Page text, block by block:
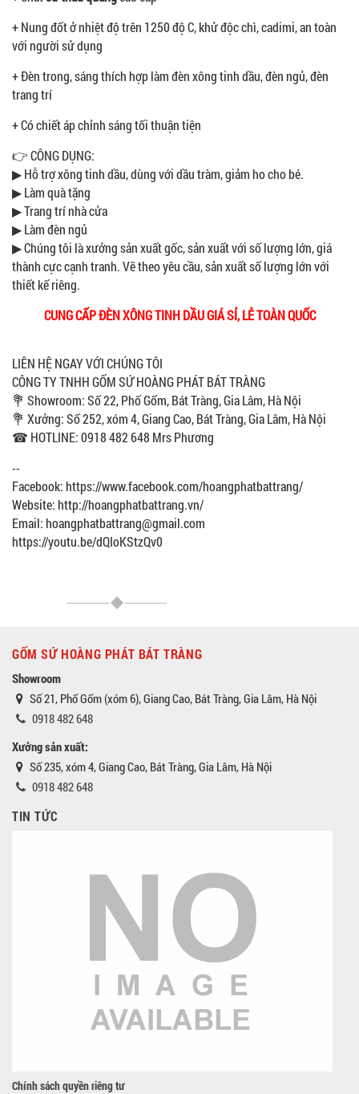
+ Nung đốt ở nhiệt độ trên 1250 độ C, khử độc chì, cadimi, an toàn
với người sử dụng
+ Đèn trong, sáng thích hợp làm đèn xông tinh dầu, đèn ngủ, đèn
trang trí
+ Có chiết áp chỉnh sáng tối thuận tiện
​👉 CÔNG DỤNG:
▶ Hỗ trợ xông tinh dầu, dùng với dầu tràm, giảm ho cho bé.
▶ Làm quà tặng
▶ Trang trí nhà cửa
▶ Làm đèn ngủ
▶ Chúng tôi là xưởng sản xuất gốc, sản xuất với số lượng lớn, giá
thành cực cạnh tranh. Vẽ theo yêu cầu, sản xuất số lượng lớn với
thiết kế riêng.
CUNG CẤP ĐÈN XÔNG TINH DẦU GIÁ SỈ, LẺ TOÀN QUỐC
LIÊN HỆ NGAY VỚI CHÚNG TÔI
CÔNG TY TNHH GỐM SỨ HOÀNG PHÁT BÁT TRÀNG
💐 Showroom: Số 22, Phố Gốm, Bát Tràng, Gia Lâm, Hà Nội
💐 Xưởng: Số 252, xóm 4, Giang Cao, Bát Tràng, Gia Lâm, Hà Nội
☎ HOTLINE: 0918 482 648 Mrs Phương
--
Facebook: https://www.facebook.com/hoangphatbattrang/
Website: http://hoangphatbattrang.vn/
Email: hoangphatbattrang@gmail.com
https://youtu.be/dQIoKStzQv0
GỐM SỨ HOÀNG PHÁT BÁT TRÀNG
Showroom
Số 21, Phố Gốm (xóm 6), Giang Cao, Bát Tràng, Gia Lâm, Hà Nội
0918 482 648
Xưởng sản xuất:
Số 235, xóm 4, Giang Cao, Bát Tràng, Gia Lâm, Hà Nội
0918 482 648
TIN TỨC
Chính sách quyền riêng tư